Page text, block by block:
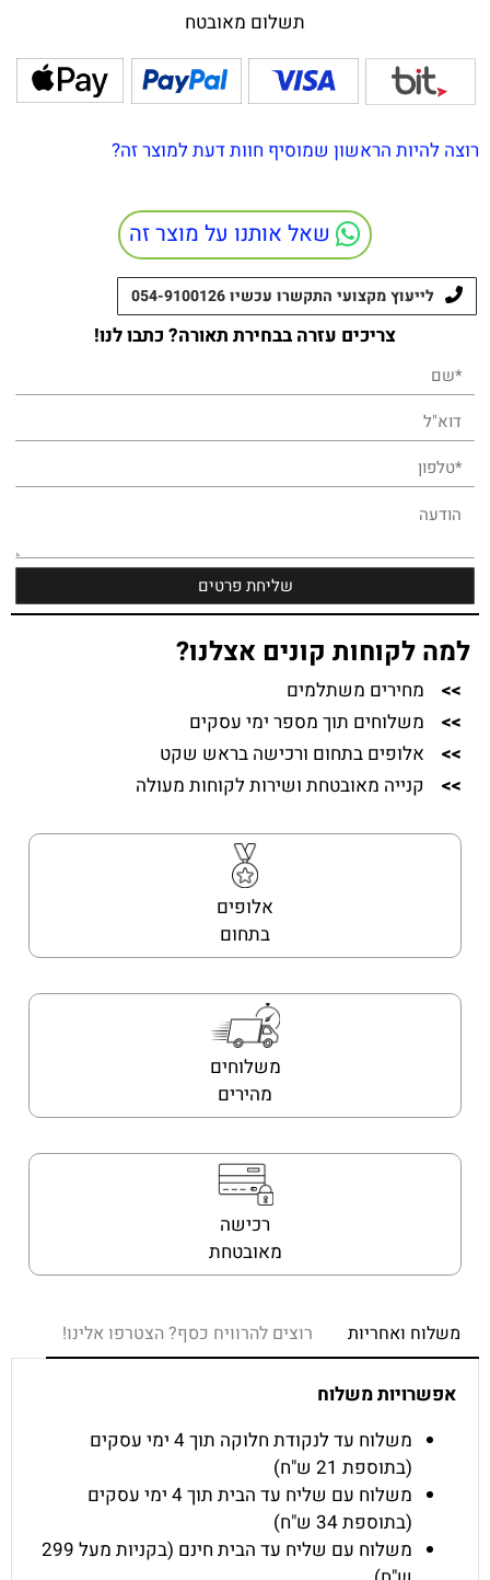
תשלום מאובטח
רוצה להיות הראשון שמוסיף חוות דעת למוצר זה?
שאל אותנו על מוצר זה
לייעוץ מקצועי התקשרו עכשיו 054-9100126
צריכים עזרה בבחירת תאורה? כתבו לנו!
למה לקוחות קונים אצלנו?
>>
מחירים משתלמים
>>
משלוחים תוך מספר ימי עסקים
>>
אלופים בתחום ורכישה בראש שקט
>>
קנייה מאובטחת ושירות לקוחות מעולה
אלופים
בתחום
משלוחים
מהירים
רכישה
מאובטחת
משלוח ואחריות רוצים להרוויח כסף? הצטרפו אלינו!
אפשרויות משלוח
משלוח עד לנקודת חלוקה תוך 4 ימי עסקים
(בתוספת 21 ש"ח)
משלוח עם שליח עד הבית תוך 4 ימי עסקים
(בתוספת 34 ש"ח)
משלוח עם שליח עד הבית חינם (בקניות מעל 299